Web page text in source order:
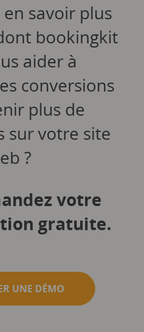
savoir plus
bookingkit
aider à
conversions
plus de
sur votre site
?
votre
gratuite.
UNE DÉMO